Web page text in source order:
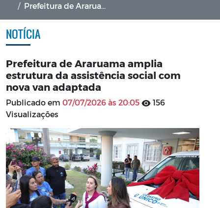
Prefeitura de Araruama amplia estrutura da assistência social com nova van adaptada
NOTÍCIA
Prefeitura de Araruama amplia
estrutura da assistência social com
nova van adaptada
Publicado em 07/07/2026 às 20:05
156
Visualizações